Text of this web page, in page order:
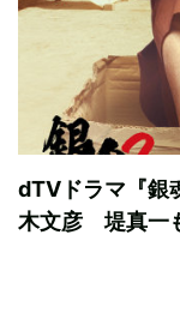
dTVドラマ『銀
木文彦 堤真一